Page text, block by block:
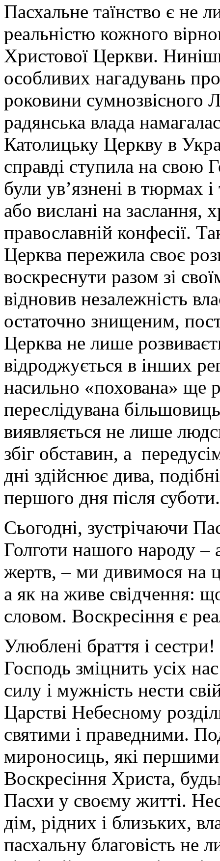
Пасхальне таїнство є не
реальністю кожного
Христової Церкви.
особливих нагадувань
роковини сумнозвісного
радянська влада
Католицьку Церкву в
справді ступила на свою
були ув’язнені в тюрмах
або вислані на заслання,
православній конфесії.
Церква пережила своє
воскреснути разом зі
відновив незалежність
остаточно знищеним,
Церква не лише
відроджується в інших
насильно «похована» ще
переслідувана
виявляється не лише
збіг обставин, а
дні здійснює дива,
першого дня після суботи.
Сьогодні, зустрічаючи
Голготи нашого народу –
жертв, – ми дивимося на
а як на живе свідчення:
словом. Воскресіння є
Улюблені браття і
Господь зміцнить усіх
силу і мужність нести
Царстві Небесному
святими і праведними.
мироносиць, які першими
Воскресіння Христа,
Пасхи у своєму житті.
дім, рідних і близьких,
пасхальну благовість не